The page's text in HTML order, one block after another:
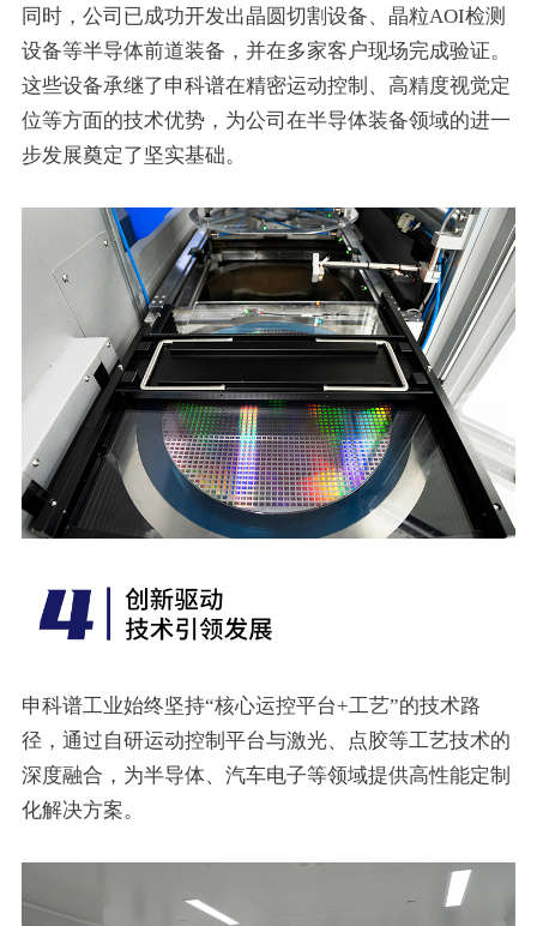
同时，公司已成功开发出晶圆切割设备、晶粒AOI检测
设备等半导体前道装备，并在多家客户现场完成验证。
这些设备承继了申科谱在精密运动控制、高精度视觉定
位等方面的技术优势，为公司在半导体装备领域的进一
步发展奠定了坚实基础。
申科谱工业始终坚持“核心运控平台+工艺”的技术路
径，通过自研运动控制平台与激光、点胶等工艺技术的
深度融合，为半导体、汽车电子等领域提供高性能定制
化解决方案。